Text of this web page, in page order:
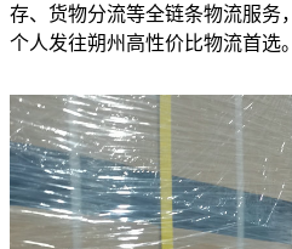
存、货物分流等全链条物流服务
个人发往朔州高性价比物流首选。